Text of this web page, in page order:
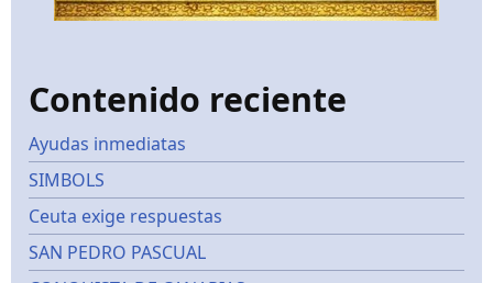
Contenido reciente
Ayudas inmediatas
SIMBOLS
Ceuta exige respuestas
SAN PEDRO PASCUAL